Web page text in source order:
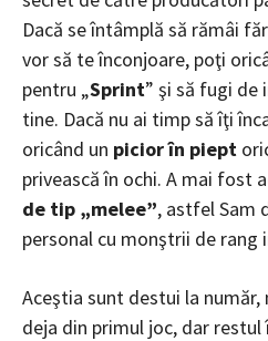
Dacă se întâmplă să rămâi
vor să te înconjoare, poţi
pentru „Sprint” şi să fugi de
tine. Dacă nu ai timp să îţi
oricând un picior în piept
privească în ochi. A mai fost
de tip „melee”, astfel Sam
personal cu monştrii de rang
Aceştia sunt destui la
deja din primul joc, dar